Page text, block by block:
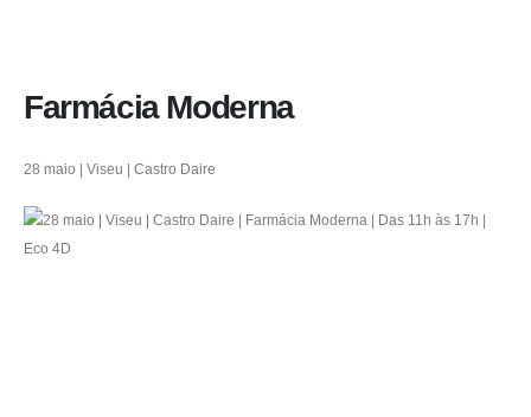
Farmácia Moderna
28 maio | Viseu | Castro Daire